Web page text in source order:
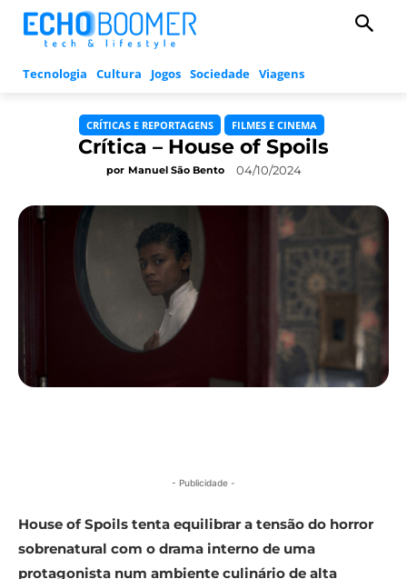
Tecnologia Cultura Jogos Sociedade Viagens
CRÍTICAS E REPORTAGENS FILMES E CINEMA
Crítica – House of Spoils
por Manuel São Bento 04/10/2024
- Publicidade -
House of Spoils tenta equilibrar a tensão do horror
sobrenatural com o drama interno de uma
protagonista num ambiente culinário de alta